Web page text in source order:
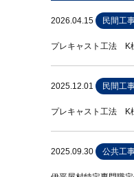
2026.04.15 民間工
プレキャスト工法 K
2025.12.01 民間工
プレキャスト工法 K
2025.09.30 公共工